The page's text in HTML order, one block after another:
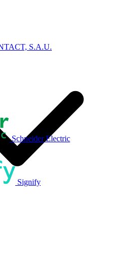
S.A.U.
Schneider Electric
Signify